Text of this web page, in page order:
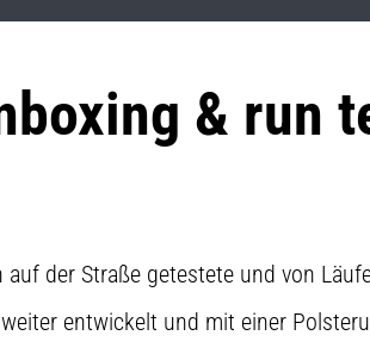
& run
der Straße getestete und von
entwickelt und mit einer